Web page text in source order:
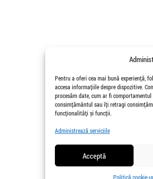
Pentru a oferi cea mai bună experiență,
accesa informațiile despre dispozitive.
procesăm date, cum ar fi
consimțământul sau îți retragi
funcționalități și funcții.
Administrează serviciile
Acceptă
Politică cookie-